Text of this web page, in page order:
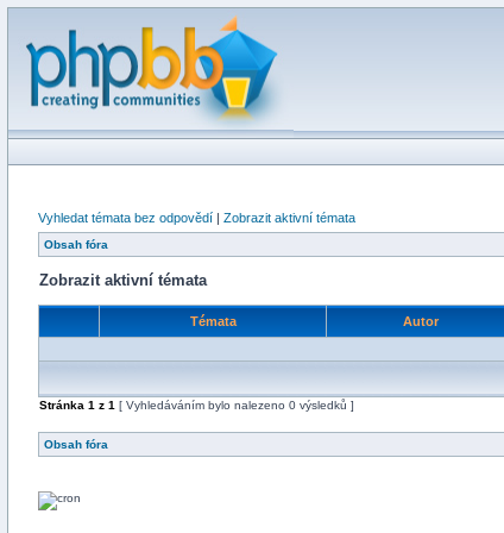
Vyhledat témata bez odpovědí | Zobrazit aktivní témata
Obsah fóra
Zobrazit aktivní témata
Témata Autor
Stránka 1 z 1 [ Vyhledáváním bylo nalezeno 0 výsledků ]
Obsah fóra